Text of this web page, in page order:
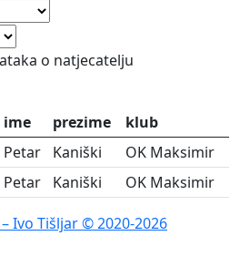
o natjecatelju
ime prezime
klub
Petar Kaniški
OK Maksimir
Petar Kaniški OK Maksimir
Ivo Tišljar © 2020-2026